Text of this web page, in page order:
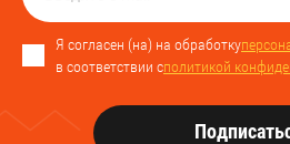
Я согласен (на) на обработку
в соответствии сполитикой